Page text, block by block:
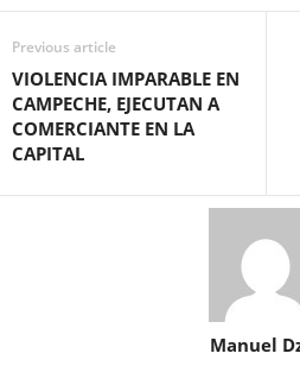
Previous article
VIOLENCIA IMPARABLE EN
CAMPECHE, EJECUTAN A
COMERCIANTE EN LA
CAPITAL
Manuel